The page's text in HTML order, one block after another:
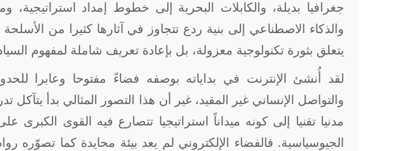
جغرافيا بديلة، والكابلات البحرية إلى خطوط إمداد استراتيجية،
والذكاء الاصطناعي إلى بنية ردع تتجاوز في آثارها كثيرا من الأسلحة
يتعلق بثورة تكنولوجية معزولة، بل بإعادة تعريف شاملة لمفهوم
لقد أُنشئ الإنترنت في بداياته بوصفه فضاءً مفتوحا وعابرا
والتواصل الإنساني غير المقيد، غير أن هذا التصور المثالي بدأ يتآكل
مدنيا تقنيا إلى كونه ميداناً استراتيجيا تتصارع فيه القوى
الجيوسياسية. فالفضاء الإلكتروني لم يعد بيئة محايدة كما تصوّره